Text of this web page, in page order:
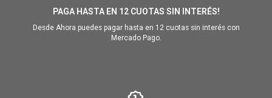
PAGA HASTA EN 12 CUOTAS SIN INTERÉS!
Desde Ahora puedes pagar hasta en 12 cuotas sin interés con
Mercado Pago.